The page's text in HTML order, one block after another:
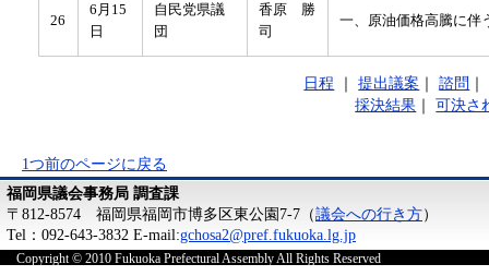
26
6月15
日
自民党県議
団
香原 勝
司
一、原油価格高騰に伴
日程 ｜提出議案 ｜諮問 ｜
採決結果 ｜可決さ
1つ前のページに戻る
福岡県議会事務局 調査課
〒812-8574 福岡県福岡市博多区東公園7-7（議会への行き方）
Tel：092-643-3832 E-mail:gchosa2@pref.fukuoka.lg.jp
Copyright © 2010 Fukuoka Prefectural Assembly All Rights Reserved